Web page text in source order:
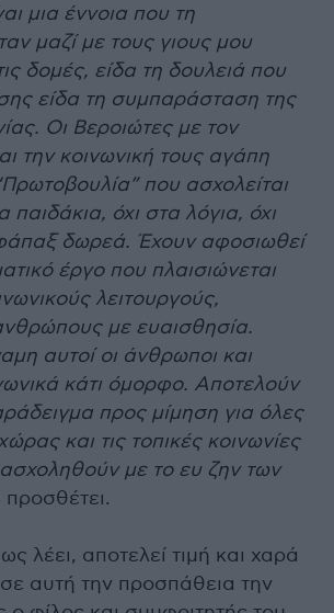
µια έννοια που τη
µαζί µε τους γιους µου
δοµές, είδα τη δουλειά που
είδα τη συµπαράσταση της
Οι Βεροιώτες µε τον
την κοινωνική τους αγάπη
που ασχολείται
παιδάκια, όχι στα λόγια, όχι
δωρεά. Έχουν αφοσιωθεί
έργο που πλαισιώνεται
λειτουργούς,
µε ευαισθησία.
αυτοί οι άνθρωποι και
κάτι όµορφο. Αποτελούν
προς µίµηση για όλες
και τις τοπικές κοινωνίες
µε το ευ ζην των
προσθέτει.
λέει, αποτελεί τιµή και χαρά
αυτή την προσπάθεια την